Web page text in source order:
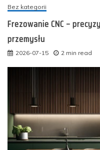
Bez kategorii
Frezowanie CNC –
przemysłu
2026-07-15 2 min read